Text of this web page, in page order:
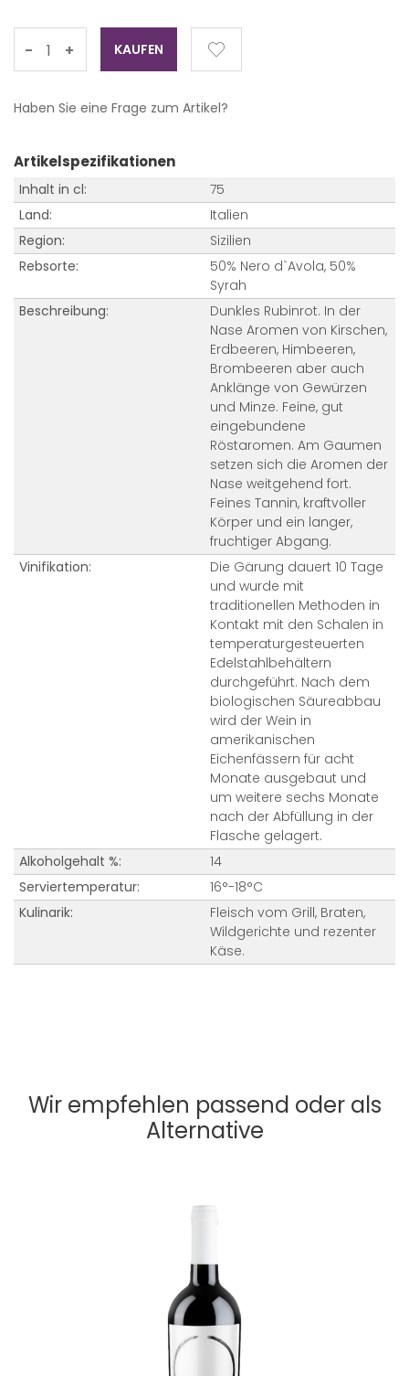
- +
Haben Sie eine Frage zum Artikel?
Artikelspezifikationen
Inhalt in cl:
75
Land:
Italien
Region:
Sizilien
Rebsorte:
50% Nero d`Avola, 50%
Syrah
Beschreibung:
Dunkles Rubinrot. In der
Nase Aromen von Kirschen,
Erdbeeren, Himbeeren,
Brombeeren aber auch
Anklänge von Gewürzen
und Minze. Feine, gut
eingebundene
Röstaromen. Am Gaumen
setzen sich die Aromen der
Nase weitgehend fort.
Feines Tannin, kraftvoller
Körper und ein langer,
fruchtiger Abgang.
Vinifikation:
Die Gärung dauert 10 Tage
und wurde mit
traditionellen Methoden in
Kontakt mit den Schalen in
temperaturgesteuerten
Edelstahlbehältern
durchgeführt. Nach dem
biologischen Säureabbau
wird der Wein in
amerikanischen
Eichenfässern für acht
Monate ausgebaut und
um weitere sechs Monate
nach der Abfüllung in der
Flasche gelagert.
Alkoholgehalt %:
14
Serviertemperatur:
16°-18°C
Kulinarik:
Fleisch vom Grill, Braten,
Wildgerichte und rezenter
Käse.
Wir empfehlen passend oder als
Alternative